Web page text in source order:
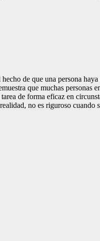
de que una persona
que muchas personas
de forma eficaz en
no es riguroso